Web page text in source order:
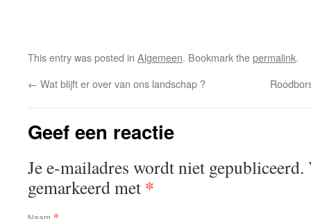
This entry was posted in Algemeen. Bookmark thepermalink.
← Wat blijft er over van ons landschap ?
Geef een reactie
Je e-mailadres wordt niet
gemarkeerd met *